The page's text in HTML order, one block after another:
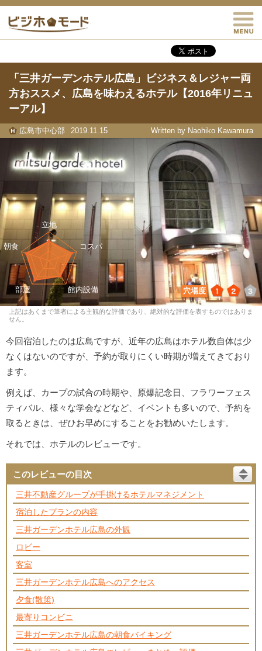
「三井ガーデンホテル広島」ビジネス＆レジャー両
方おススメ、広島を味わえるホテル【2016年リニュ
ーアル】
広島市中心部 2019.11.15 Written by Naohiko Kawamura
穴場度 1 2 3
上記はあくまで筆者による主観的な評価であり、絶対的な評価を表すものではありま
せん。
今回宿泊したのは広島ですが、近年の広島はホテル数自体は少
なくはないのですが、予約が取りにくい時期が増えてきており
ます。
例えば、カープの試合の時期や、原爆記念日、フラワーフェス
ティバル、様々な学会などなど、イベントも多いので、予約を
取るときは、ぜひお早めにすることをお勧めいたします。
それでは、ホテルのレビューです。
このレビューの目次
三井不動産グループが手掛けるホテルマネジメント
宿泊したプランの内容
三井ガーデンホテル広島の外観
ロビー
客室
三井ガーデンホテル広島へのアクセス
夕食(散策)
最寄りコンビニ
三井ガーデンホテル広島の朝食バイキング